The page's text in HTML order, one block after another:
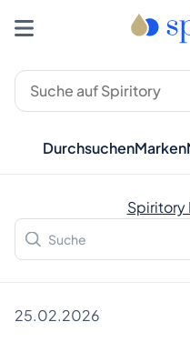
DurchsuchenMarken
Spiritory
25.02.2026